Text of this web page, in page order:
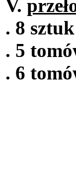
V.
. 8
. 5
. 6